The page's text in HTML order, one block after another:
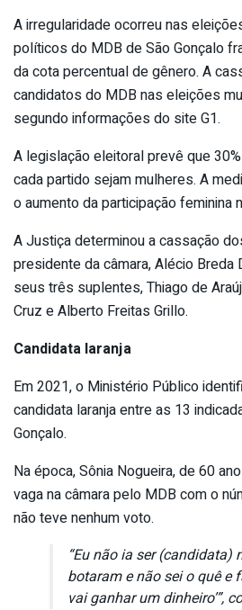
A irregularidade ocorreu nas
políticos do MDB de São Gonçalo
da cota percentual de gênero. A
candidatos do MDB nas eleições
segundo informações do site G1.
A legislação eleitoral prevê que
cada partido sejam mulheres. A
o aumento da participação feminina
A Justiça determinou a cassação
presidente da câmara, Alécio Breda
seus três suplentes, Thiago de
Cruz e Alberto Freitas Grillo.
Candidata laranja
Em 2021, o Ministério Público
candidata laranja entre as 13
Gonçalo.
Na época, Sônia Nogueira, de 60
vaga na câmara pelo MDB com o
não teve nenhum voto.
“Eu não ia ser (candidata)
botaram e não sei o quê e
vai ganhar um dinheiro’”,